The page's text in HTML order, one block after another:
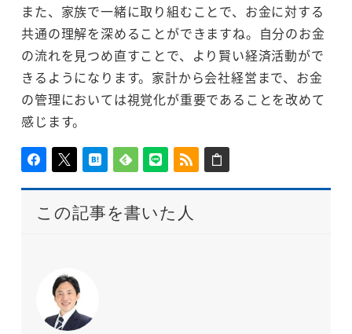
また、家族で一緒に取り組むことで、お金に対する
共通の理解を深めることができますね。自分のお金
の流れを見つめ直すことで、より賢い経済活動がで
きるようになります。家計から会社経営まで、お金
の管理においては視覚化が重要であることを改めて
感じます。
この記事を書いた人